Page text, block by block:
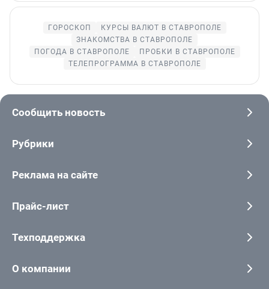
ГОРОСКОП
КУРСЫ ВАЛЮТ В СТАВРОПОЛЕ
ЗНАКОМСТВА В СТАВРОПОЛЕ
ПОГОДА В СТАВРОПОЛЕ
ПРОБКИ В СТАВРОПОЛЕ
ТЕЛЕПРОГРАММА В СТАВРОПОЛЕ
Сообщить новость
Рубрики
Реклама на сайте
Прайс-лист
Техподдержка
О компании